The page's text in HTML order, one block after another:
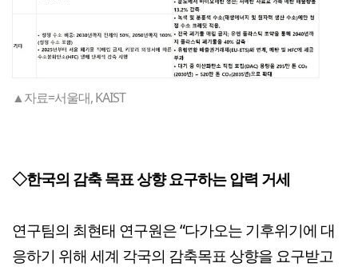
▲자료=서울대, KAIST
◇한국의 감축 목표 상향 요구하는 압력 거세
연구팀의 최현태 연구원은 “다가오는 기후위기에 대
응하기 위해 세계 각국의 감축목표 상향을 요구받고